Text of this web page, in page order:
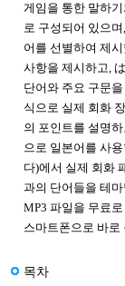
게임을 통한 말하
로 구성되어 있으
어를 선별하여 제
사항을 제시하고,
단어와 주요 구문
식으로 실제 회화
의 포인트를 설명
으로 일본어를 사
다)에서 실제 회화
과의 단어들을 테
MP3 파일을 무료
스마트폰으로 바로
목차